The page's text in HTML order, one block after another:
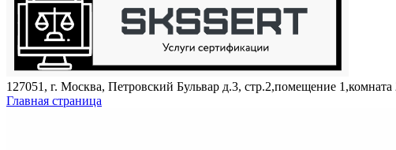
127051, г. Москва, Петровский Бульвар д.3, стр.2,помещение 1,комната
Главная страница